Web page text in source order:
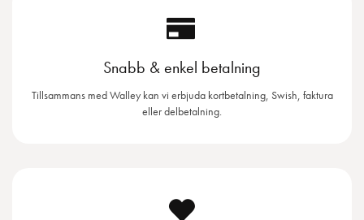
Snabb & enkel betalning
Tillsammans med Walley kan vi erbjuda kortbetalning, Swish, faktura
eller delbetalning.